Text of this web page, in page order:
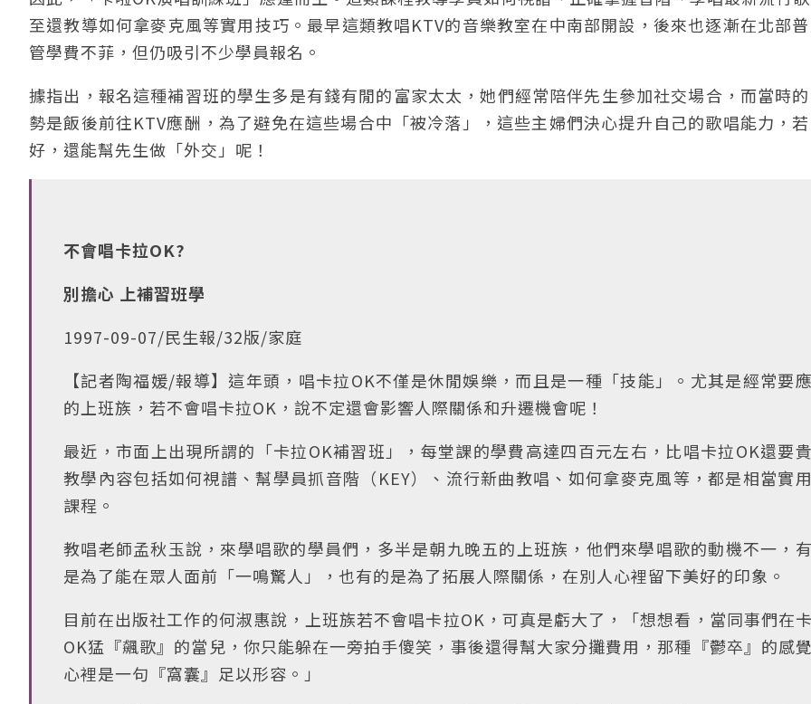
至還教導如何拿麥克風等實用技巧。最早這類教唱KTV的音樂教室在中南部開設，後來也逐漸在北部
管學費不菲，但仍吸引不少學員報名。
據指出，報名這種補習班的學生多是有錢有閒的富家太太，她們經常陪伴先生參加社交場合，而當時
勢是飯後前往KTV應酬，為了避免在這些場合中「被冷落」，這些主婦們決心提升自己的歌唱能力，
好，還能幫先生做「外交」呢！
不會唱卡拉OK?
別擔心 上補習班學
1997-09-07/民生報/32版/家庭
【記者陶福媛/報導】這年頭，唱卡拉OK不僅是休閒娛樂，而且是一種「技能」。尤其是經常要
的上班族，若不會唱卡拉OK，說不定還會影響人際關係和升遷機會呢！
最近，市面上出現所謂的「卡拉OK補習班」，每堂課的學費高達四百元左右，比唱卡拉OK還要貴
教學內容包括如何視譜、幫學員抓音階（KEY）、流行新曲教唱、如何拿麥克風等，都是相當實
課程。
教唱老師孟秋玉說，來學唱歌的學員們，多半是朝九晚五的上班族，他們來學唱歌的動機不一，
是為了能在眾人面前「一鳴驚人」，也有的是為了拓展人際關係，在別人心裡留下美好的印象。
目前在出版社工作的何淑惠說，上班族若不會唱卡拉OK，可真是虧大了，「想想看，當同事們在
OK猛『飆歌』的當兒，你只能躲在一旁拍手傻笑，事後還得幫大家分攤費用，那種『鬱卒』的感覺
心裡是一句『窩囊』足以形容。」